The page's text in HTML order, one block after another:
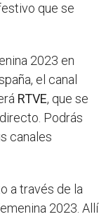
que se
2023 en
el canal
RTVE, que se
Podrás
canales
a través de la
2023. Allí